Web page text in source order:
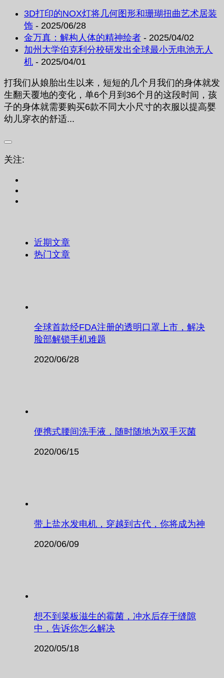
3D打印的NOX灯将几何图形和珊瑚扭曲艺术居装
饰 - 2025/06/28
金万真：解构人体的精神绘者 - 2025/04/02
加州大学伯克利分校研发出全球最小无电池无人
机 - 2025/04/01
打我们从娘胎出生以来，短短的几个月我们的身体就发
生翻天覆地的变化，单6个月到36个月的这段时间，孩
子的身体就需要购买6款不同大小尺寸的衣服以提高婴
幼儿穿衣的舒适...
关注:
近期文章
热门文章
全球首款经FDA注册的透明口罩上市，解决
脸部解锁手机难题
2020/06/28
便携式腰间洗手液，随时随地为双手灭菌
2020/06/15
带上盐水发电机，穿越到古代，你将成为神
2020/06/09
想不到菜板滋生的霉菌，冲水后存于缝隙
中，告诉你怎么解决
2020/05/18